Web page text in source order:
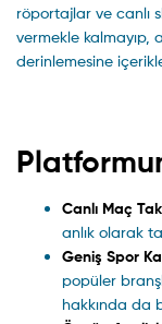
röportajlar ve canlı
vermekle kalmayıp,
derinlemesine
Canlı Maç
anlık olarak
Geniş Spor
popüler
hakkında da